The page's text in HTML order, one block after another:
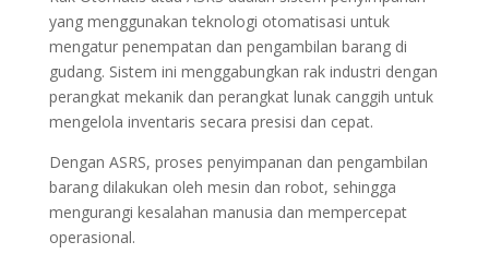
yang menggunakan teknologi otomatisasi untuk
mengatur penempatan dan pengambilan barang di
gudang. Sistem ini menggabungkan rak industri dengan
perangkat mekanik dan perangkat lunak canggih untuk
mengelola inventaris secara presisi dan cepat.
Dengan ASRS, proses penyimpanan dan pengambilan
barang dilakukan oleh mesin dan robot, sehingga
mengurangi kesalahan manusia dan mempercepat
operasional.